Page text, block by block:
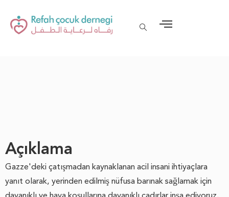
Açıklama
Gazze'deki çatışmadan kaynaklanan acil insani ihtiyaçlara
yanıt olarak, yerinden edilmiş nüfusa barınak sağlamak için